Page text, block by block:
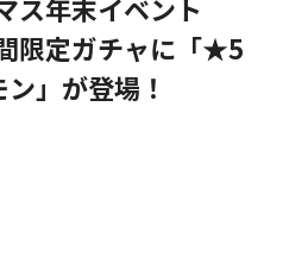
ス年末イベント
限定ガチャに「★5
」が登場！